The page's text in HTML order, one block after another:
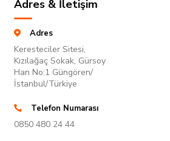
Adres & İletişim
Adres
Keresteciler Sitesi,
Kızılağaç Sokak, Gürsoy
Han No:1 Güngören/
İstanbul/Türkiye
Telefon Numarası
0850 480 24 44